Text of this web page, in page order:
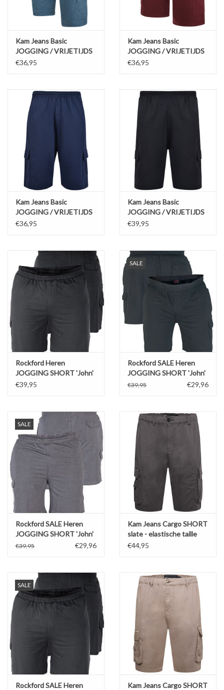
Kam Jeans Basic
JOGGING / VRIJETIJDS
SHORT denim
€36,95
Kam Jeans Basic
JOGGING / VRIJETIJDS
SHORT bordeaux
€36,95
Kam Jeans Basic
JOGGING / VRIJETIJDS
SHORT navy
€36,95
Kam Jeans Basic
JOGGING / VRIJETIJDS
SHORT zwart
€39,95
Rockford Heren
JOGGING SHORT 'John'
zwart
€39,95
SALE
Rockford SALE Heren
JOGGING SHORT 'John'
navy
€39,95 €29,96
SALE
Rockford SALE Heren
JOGGING SHORT 'John'
grijs
€39,95 €29,96
Kam Jeans Cargo SHORT
slate - elastische taille
€44,95
SALE
Rockford SALE Heren
Kam Jeans Cargo SHORT